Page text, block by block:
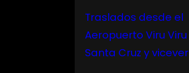
Traslados desde el
Aeropuerto Viru
Santa Cruz y